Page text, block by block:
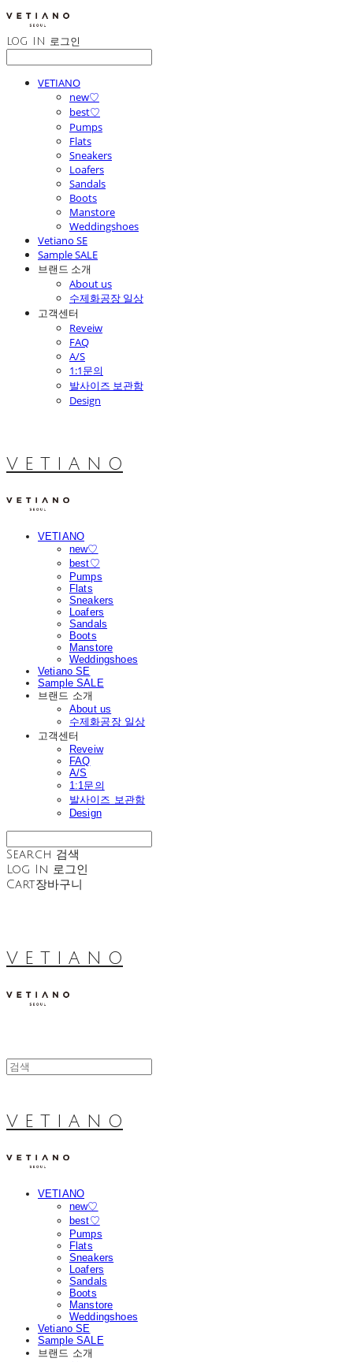
LOG IN 로그인
VETIANO
new♡
best♡
Pumps
Flats
Sneakers
Loafers
Sandals
Boots
Manstore
Weddingshoes
Vetiano SE
Sample SALE
브랜드 소개
About us
수제화공장 일상
고객센터
Reveiw
FAQ
A/S
1:1문의
발사이즈 보관함
Design
V E T I A N O
VETIANO
new♡
best♡
Pumps
Flats
Sneakers
Loafers
Sandals
Boots
Manstore
Weddingshoes
Vetiano SE
Sample SALE
브랜드 소개
About us
수제화공장 일상
고객센터
Reveiw
FAQ
A/S
1:1문의
발사이즈 보관함
Design
Search 검색
Log In 로그인
Cart장바구니
V E T I A N O
V E T I A N O
VETIANO
new♡
best♡
Pumps
Flats
Sneakers
Loafers
Sandals
Boots
Manstore
Weddingshoes
Vetiano SE
Sample SALE
브랜드 소개